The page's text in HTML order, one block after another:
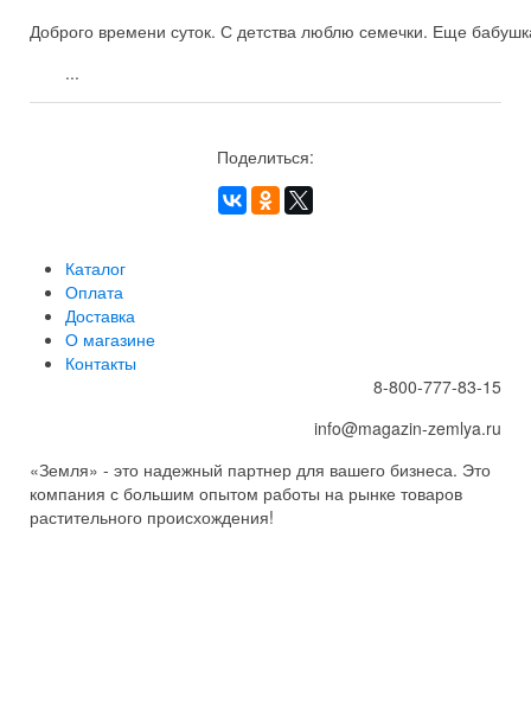
Доброго времени суток. С детства люблю семечки. Еще
...
Поделиться:
Каталог
Оплата
Доставка
О магазине
Контакты
8-800-777-83-15
info@magazin-zemlya.ru
«Земля» - это надежный партнер для вашего бизнеса. Это
компания с большим опытом работы на рынке товаров
растительного происхождения!